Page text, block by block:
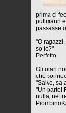
prima ci
pullmann
passasse
"O
so io?"
Perfetto.
Gli orari
che
"Salve, sa
"Un parte!
nulla, né